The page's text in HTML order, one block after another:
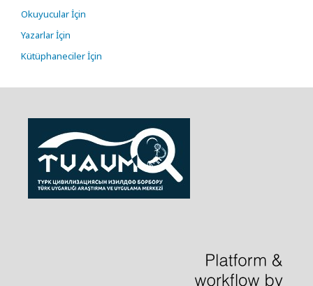
Okuyucular İçin
Yazarlar İçin
Kütüphaneciler İçin